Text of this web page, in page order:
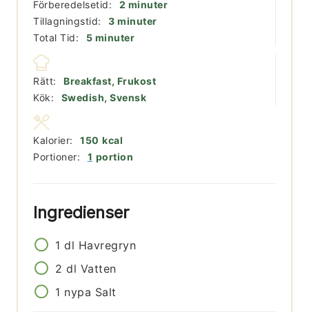
Förberedelsetid: 2 minuter
minuter
Tillagningstid:
3minuter
minuter
Total Tid:
5minuter
minuter
Rätt:
Breakfast, Frukost
Kök:
Swedish, Svensk
Portioner: 1 portion
Kalorier: 150 kcal
Ingredienser
1 dl Havregryn
2 dl Vatten
1 nypa Salt